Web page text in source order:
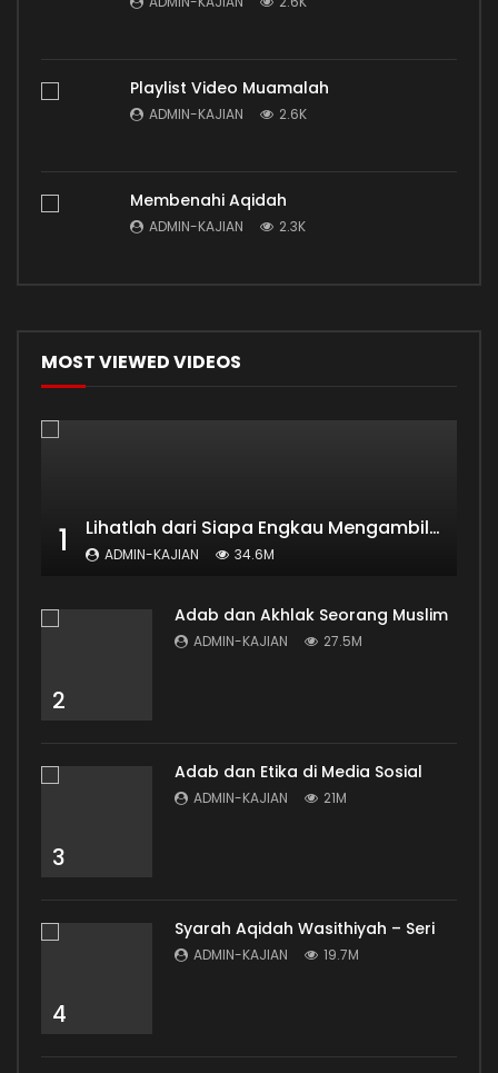
Playlist Video Muamalah
ADMIN-KAJIAN 2.6K
Membenahi Aqidah
ADMIN-KAJIAN 2.3K
MOST VIEWED VIDEOS
1 Lihatlah dari Siapa Engkau Mengambil Ilmu
ADMIN-KAJIAN 34.6M
2
Adab dan Akhlak Seorang Muslim
ADMIN-KAJIAN 27.5M
3
Adab dan Etika di Media Sosial
ADMIN-KAJIAN 21M
4
Syarah Aqidah Wasithiyah – Seri
ADMIN-KAJIAN 19.7M